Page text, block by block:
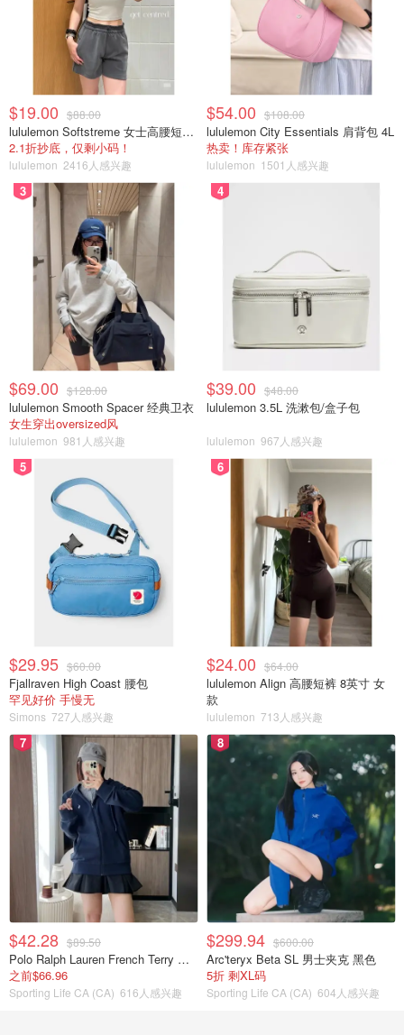
$19.00 $88.00
lululemon Softstreme 女士高腰短裤 10cm
2.1折抄底，仅剩小码！
lululemon 2416人感兴趣
$54.00 $108.00
lululemon City Essentials 肩背包 4L
热卖！库存紧张
lululemon 1501人感兴趣
3
$69.00 $128.00
lululemon Smooth Spacer 经典卫衣
女生穿出oversized风
lululemon 981人感兴趣
4
$39.00 $48.00
lululemon 3.5L 洗漱包/盒子包
lululemon 967人感兴趣
5
$29.95 $60.00
Fjallraven High Coast 腰包
罕见好价 手慢无
Simons 727人感兴趣
6
$24.00 $64.00
lululemon Align 高腰短裤 8英寸 女
款
lululemon 713人感兴趣
7
$42.28 $89.50
Polo Ralph Lauren French Terry 女童连帽卫衣 7-16码
之前$66.96
Sporting Life CA (CA) 616人感兴趣
8
$299.94 $600.00
Arc'teryx Beta SL 男士夹克 黑色
5折 剩XL码
Sporting Life CA (CA) 604人感兴趣